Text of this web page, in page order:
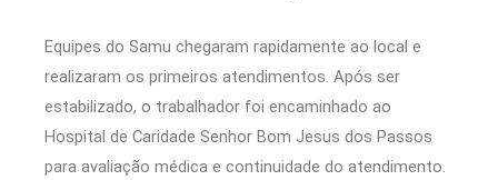
Equipes do Samu chegaram rapidamente ao local e
realizaram os primeiros atendimentos. Após ser
estabilizado, o trabalhador foi encaminhado ao
Hospital de Caridade Senhor Bom Jesus dos Passos
para avaliação médica e continuidade do atendimento.